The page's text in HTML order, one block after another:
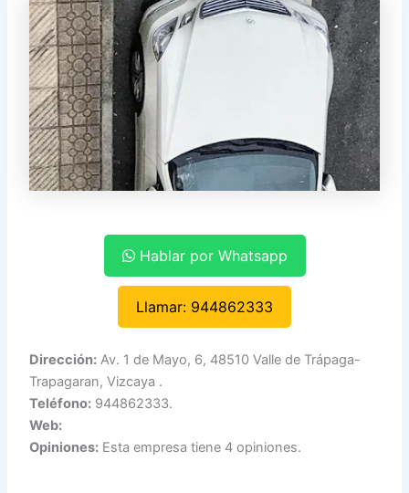
Hablar por Whatsapp
Llamar: 944862333
Dirección: Av. 1 de Mayo, 6, 48510 Valle de Trápaga-
Trapagaran, Vizcaya .
Teléfono: 944862333.
Web:
Opiniones: Esta empresa tiene 4 opiniones.